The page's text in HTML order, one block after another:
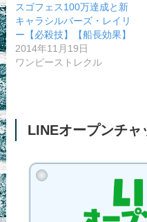
スゴフェス100万達成と新
キャラシルバーズ・レイリ
ー【必殺技】【船長効果】
2014年11月19日
ワンピーストレクル
LINEオープンチャ